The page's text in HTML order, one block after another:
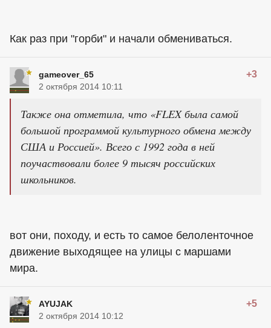
Как раз при "горби" и начали обмениваться.
gameover_65 +3
2 октября 2014 10:11
Также она отметила, что «FLEX была самой
большой программой культурного обмена между
США и Россией». Всего с 1992 года в ней
поучаствовали более 9 тысяч российских
школьников.
вот они, походу, и есть то самое белоленточное
движение выходящее на улицы с маршами
мира.
AYUJAK +5
2 октября 2014 10:12